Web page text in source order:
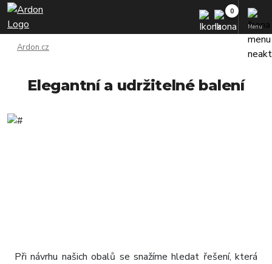
Menu
Ardon.cz
Elegantní a udržitelné balení
Při návrhu našich obalů se snažíme hledat řešení, která